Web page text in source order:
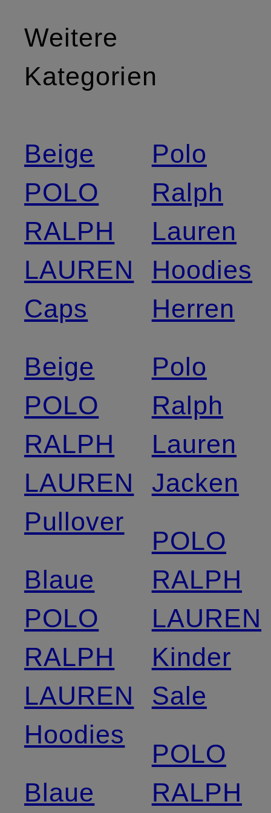
Weitere
Kategorien
Beige
POLO
RALPH
LAUREN
Caps
Beige
POLO
RALPH
LAUREN
Pullover
Blaue
POLO
RALPH
LAUREN
Hoodies
Blaue
Polo
Ralph
Lauren
Hoodies
Herren
Polo
Ralph
Lauren
Jacken
POLO
RALPH
LAUREN
Kinder
Sale
POLO
RALPH